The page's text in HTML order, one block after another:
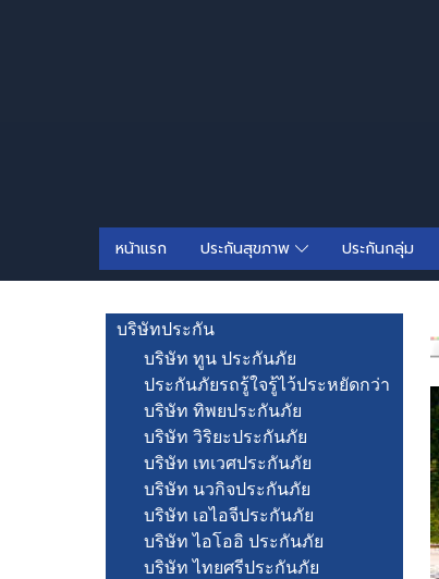
หน้าแรก ประกันสุขภาพ ประกันกลุ่ม
บริษัทประกัน
บริษัท ทูน ประกันภัย
ประกันภัยรถรู้ใจรู้ไว้ประหยัดกว่า
บริษัท ทิพยประกันภัย
บริษัท วิริยะประกันภัย
บริษัท เทเวศประกันภัย
บริษัท นวกิจประกันภัย
บริษัท เอไอจีประกันภัย
บริษัท ไอโออิ ประกันภัย
บริษัท ไทยศรีประกันภัย